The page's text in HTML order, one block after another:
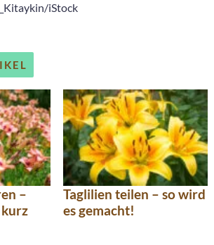
iStock
–
Taglilien teilen – so wird
es gemacht!